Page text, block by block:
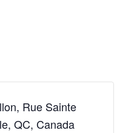
Rue Sainte
QC, Canada